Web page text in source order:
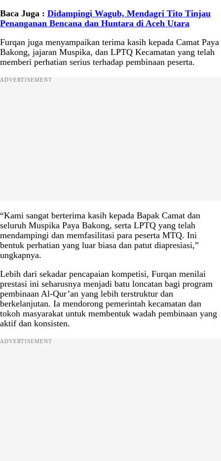
Baca Juga : Didampingi Wagub, Mendagri Tito Tinjau
Penanganan Bencana dan Huntara di Aceh Utara
Furqan juga menyampaikan terima kasih kepada Camat Paya
Bakong, jajaran Muspika, dan LPTQ Kecamatan yang telah
memberi perhatian serius terhadap pembinaan peserta.
ADVERTISEMENT
“Kami sangat berterima kasih kepada Bapak Camat dan
seluruh Muspika Paya Bakong, serta LPTQ yang telah
mendampingi dan memfasilitasi para peserta MTQ. Ini
bentuk perhatian yang luar biasa dan patut diapresiasi,”
ungkapnya.
Lebih dari sekadar pencapaian kompetisi, Furqan menilai
prestasi ini seharusnya menjadi batu loncatan bagi program
pembinaan Al-Qur’an yang lebih terstruktur dan
berkelanjutan. Ia mendorong pemerintah kecamatan dan
tokoh masyarakat untuk membentuk wadah pembinaan yang
aktif dan konsisten.
ADVERTISEMENT